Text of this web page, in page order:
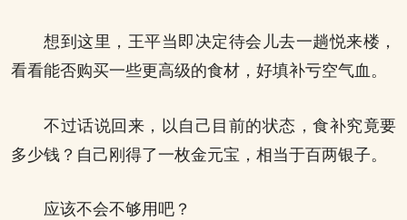
想到这里，王平当即决定待会儿去一趟悦来楼，
看看能否购买一些更高级的食材，好填补亏空气血。
不过话说回来，以自己目前的状态，食补究竟要
多少钱？自己刚得了一枚金元宝，相当于百两银子。
应该不会不够用吧？